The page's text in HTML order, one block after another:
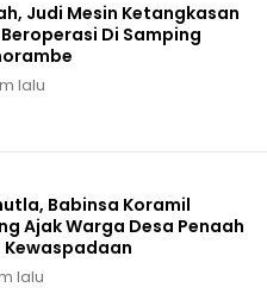
Judi Mesin Ketangkasan
Di Samping
lalu
Babinsa Koramil
Ajak Warga Desa Penaah
lalu